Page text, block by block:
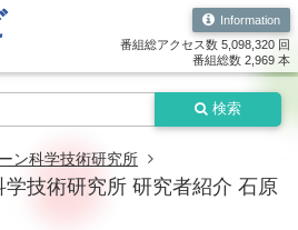
Information
番組総アクセス数 5,098,320 回
番組総数 2,969 本
検索
ン科学技術研究所
技術研究所 研究者紹介 石原